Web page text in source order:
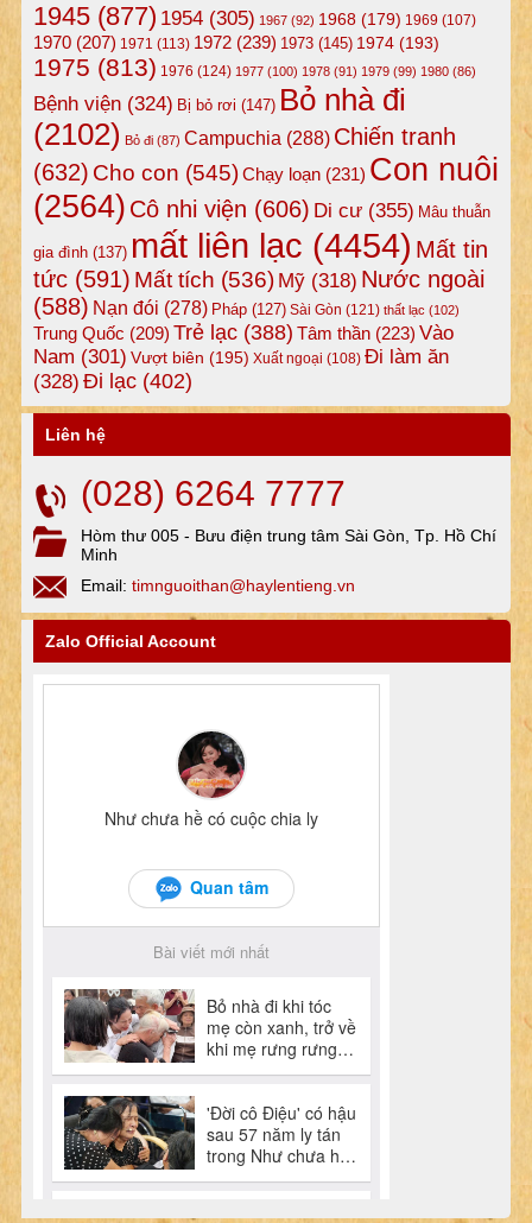
1945(877) 1954(305) 1967(92) 1968(179) 1969 (107)
1970(207) 1971 (113) 1972(239) 1973(145) 1974(193)
1975 (813) 1976 (124) 1977(100) 1978(91) 1979(99) 1980(86)
Bệnh viện(324) Bị bỏ rơi (147) Bỏ nhà đi
(2102) Bỏ đi(87) Campuchia (288) Chiến tranh
(632) Cho con (545)Chạy loạn(231) Con nuôi
(2564) Cô nhi viện (606) Di cư(355) Mâu thuẫn
gia đình(137) mất liên lạc (4454) Mất tin
tức(591) Mất tích (536) Mỹ(318) Nước ngoài
(588) Nạn đói (278) Pháp(127) Sài Gòn (121) thất lạc (102)
Trung Quốc (209) Trẻ lạc(388) Tâm thần(223) Vào
Nam (301) Vượt biên (195) Xuất ngoại (108) Đi làm ăn
(328) Đi lạc(402)
Liên hệ
(028) 6264 7777
Hòm thư 005 - Bưu điện trung tâm Sài Gòn, Tp. Hồ Chí
Minh
Email: timnguoithan@haylentieng.vn
Zalo Official Account